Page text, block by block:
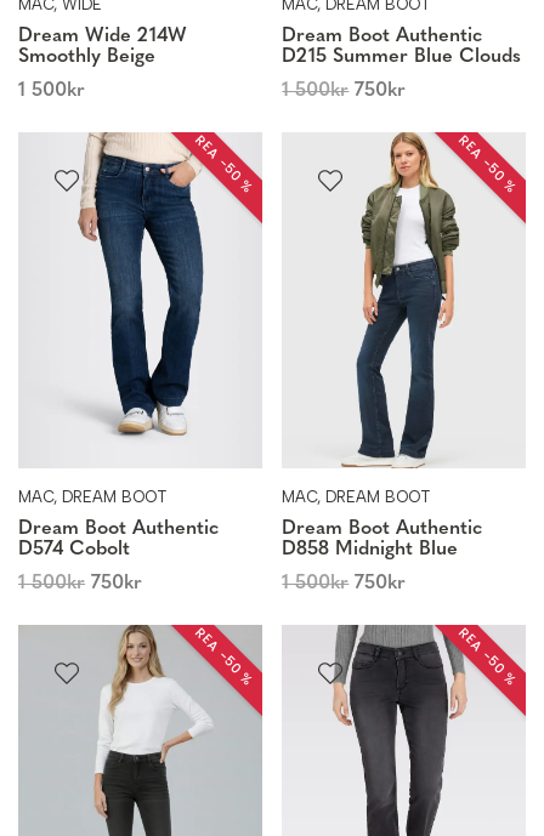
MAC, WIDE
Dream Wide 214W
Smoothly Beige
1 500kr
MAC, DREAM BOOT
Dream Boot Authentic
D215 Summer Blue Clouds
1 500kr 750kr
REA −50 %
MAC, DREAM BOOT
Dream Boot Authentic
D574 Cobolt
1 500kr 750kr
REA −50 %
MAC, DREAM BOOT
Dream Boot Authentic
D858 Midnight Blue
1 500kr 750kr
REA −50 % REA −50 %